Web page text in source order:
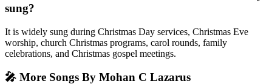
sung?
It is widely sung during Christmas Day services, Christmas Eve
worship, church Christmas programs, carol rounds, family
celebrations, and Christmas gospel meetings.
🎤 More Songs By Mohan C Lazarus